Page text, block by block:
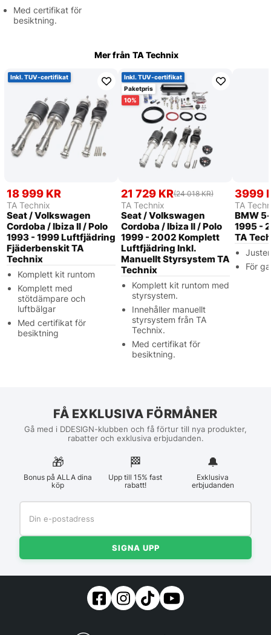
Med certifikat för
besiktning.
Mer från TA Technix
Inkl. TUV-certifikat
18 999 KR
TA Technix
Seat / Volkswagen
Cordoba / Ibiza II / Polo
1993 - 1999 Luftfjädring
Fjäderbenskit TA
Technix
Komplett kit runtom
Komplett med
stötdämpare och
luftbälgar
Med certifikat för
besiktning
Inkl. TUV-certifikat
Paketpris
10
21 729 KR(24 018 KR)
TA Technix
Seat / Volkswagen
Cordoba / Ibiza II / Polo
1999 - 2002 Komplett
Luftfjädring Inkl.
Manuellt Styrsystem TA
Technix
Komplett kit runtom med
styrsystem.
Innehåller manuellt
styrsystem från TA
Technix.
Med certifikat för
besiktning.
3999
TA
BMW
1995 -
TA
För
FÅ EXKLUSIVA FÖRMÅNER
Gå med i DDESIGN-klubben och få förtur till nya produkter,
rabatter och exklusiva erbjudanden.
🎁
Bonus på ALLA dina
köp
🏁︎
Upp till 15% fast
rabatt!
🔔
Exklusiva
erbjudanden
SIGNA UPP